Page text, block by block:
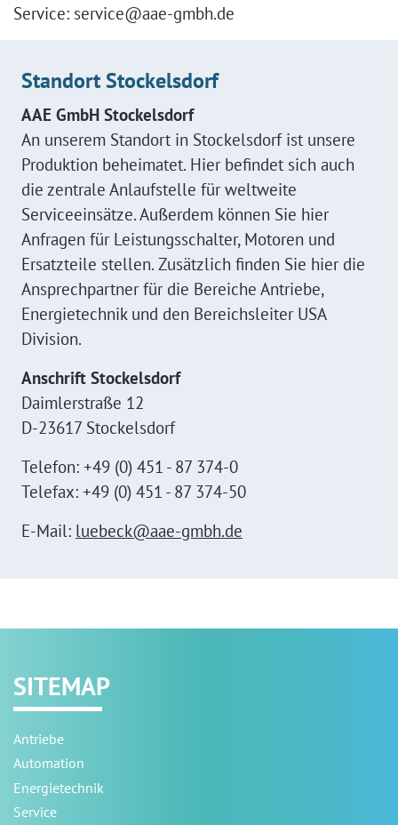
Service: service@aae-gmbh.de
Standort Stockelsdorf
AAE GmbH Stockelsdorf
An unserem Standort in Stockelsdorf ist unsere
Produktion beheimatet. Hier befindet sich auch
die zentrale Anlaufstelle für weltweite
Serviceeinsätze. Außerdem können Sie hier
Anfragen für Leistungsschalter, Motoren und
Ersatzteile stellen. Zusätzlich finden Sie hier die
Ansprechpartner für die Bereiche Antriebe,
Energietechnik und den Bereichsleiter USA
Division.
Anschrift Stockelsdorf
Daimlerstraße 12
D-23617 Stockelsdorf
Telefon: +49 (0) 451 - 87 374-0
Telefax: +49 (0) 451 - 87 374-50
E-Mail: luebeck@aae-gmbh.de
SITEMAP
Antriebe
Automation
Energietechnik
Service